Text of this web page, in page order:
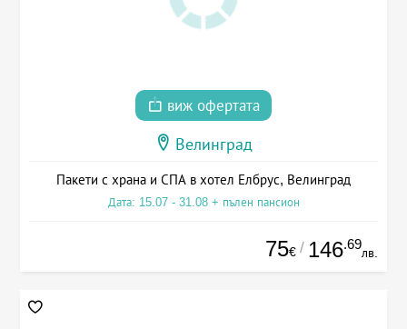
виж офертата
Велинград
Пакети с храна и СПА в хотел Елбрус, Велинград
Дата: 15.07 - 31.08 + пълен пансион
75€ / 146.69
лв.